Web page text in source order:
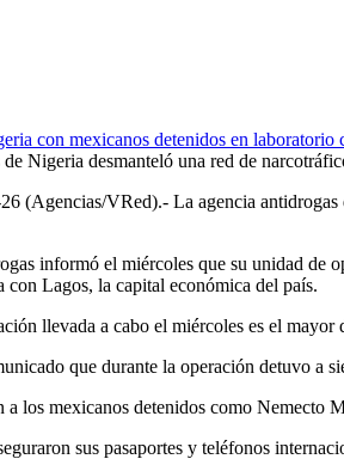
Nigeria desmanteló una red de
(Agencias/VRed).- La agencia
informó el miércoles que su unidad de
con Lagos, la capital económica del país.
llevada a cabo el miércoles es el
que durante la operación detuvo a
los mexicanos detenidos como Nemecto
sus pasaportes y teléfonos